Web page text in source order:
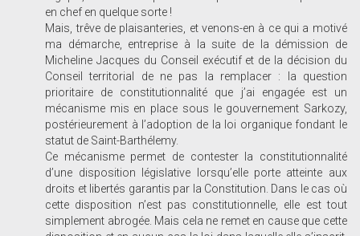
en chef en quelque sorte !
Mais, trêve de plaisanteries, et venons-en à ce qui a motivé
ma démarche, entreprise à la suite de la démission de
Micheline Jacques du Conseil exécutif et de la décision du
Conseil territorial de ne pas la remplacer : la question
prioritaire de constitutionnalité que j’ai engagée est un
mécanisme mis en place sous le gouvernement Sarkozy,
postérieurement à l’adoption de la loi organique fondant le
statut de Saint-Barthélemy.
Ce mécanisme permet de contester la constitutionnalité
d’une disposition législative lorsqu’elle porte atteinte aux
droits et libertés garantis par la Constitution. Dans le cas où
cette disposition n’est pas constitutionnelle, elle est tout
simplement abrogée. Mais cela ne remet en cause que cette